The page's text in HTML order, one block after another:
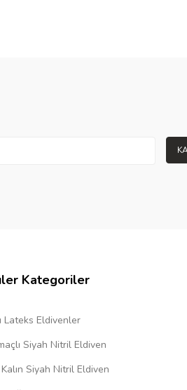
Kategoriler
Lateks Eldivenler
Siyah Nitril Eldiven
Siyah Nitril Eldiven